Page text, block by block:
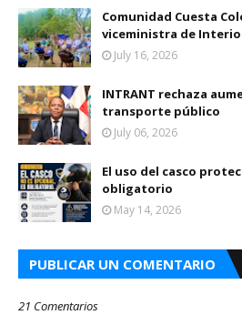
Comunidad Cuesta
viceministra de
July 16, 2026
INTRANT rechaza
transporte público
July 06, 2026
El uso del casco
obligatorio
May 14, 2026
PUBLICAR UN COMENTARIO
21 Comentarios